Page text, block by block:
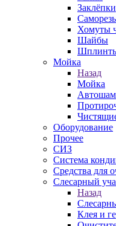
Заклёпки
Хомуты
Шайбы
Мойка
Назад
Мойка
Оборудование
Прочее
СИЗ
Система
Средства для
Слесарный
Назад
Клея и